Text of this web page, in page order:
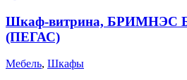
Шкаф-витрина, БРИМНЭС
(ПЕГАС)
Мебель, Шкафы